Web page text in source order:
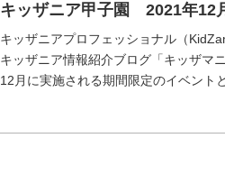
キッザニア甲子園 2021年12
キッザニアプロフェッショナル（
キッザニア情報紹介ブログ「キッザマ
12月に実施される期間限定のイベント